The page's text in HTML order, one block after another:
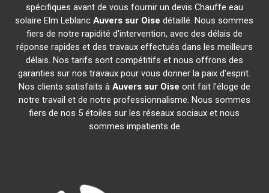
spécifiques avant de vous fournir un devis Chauffe eau
solaire Elm LeblancAuvers sur Oise détaillé. Nous sommes
fiers de notre rapidité d'intervention, avec des délais de
réponse rapides et des travaux effectués dans les meilleurs
délais. Nos tarifs sont compétitifs et nous offrons des
garanties sur nos travaux pour vous donner la paix d'esprit.
Nos clients satisfaits à Auvers sur Oise ont fait l'éloge de
notre travail et de notre professionnalisme. Nous sommes
fiers de nos 5 étoiles sur les réseaux sociaux et nous
sommes impatients de